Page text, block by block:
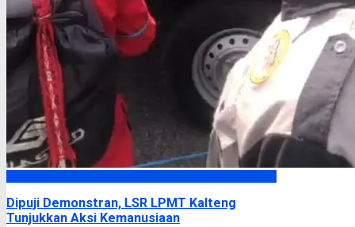
Dipuji Demonstran, LSR LPMT Kalteng
Tunjukkan Aksi Kemanusiaan